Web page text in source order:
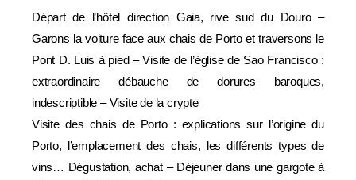
Départ de l’hôtel direction Gaia, rive sud du Douro –
Garons la voiture face aux chais de Porto et traversons le
Pont D. Luis à pied – Visite de l’église de Sao Francisco :
extraordinaire débauche de dorures baroques,
indescriptible – Visite de la crypte
Visite des chais de Porto : explications sur l’origine du
Porto, l’emplacement des chais, les différents types de
vins… Dégustation, achat – Déjeuner dans une gargote à